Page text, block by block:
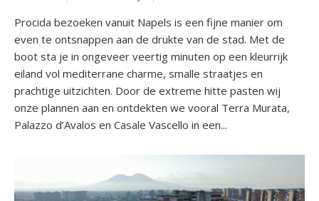
Procida bezoeken vanuit Napels is een fijne manier om
even te ontsnappen aan de drukte van de stad. Met de
boot sta je in ongeveer veertig minuten op een kleurrijk
eiland vol mediterrane charme, smalle straatjes en
prachtige uitzichten. Door de extreme hitte pasten wij
onze plannen aan en ontdekten we vooral Terra Murata,
Palazzo d’Avalos en Casale Vascello in een...